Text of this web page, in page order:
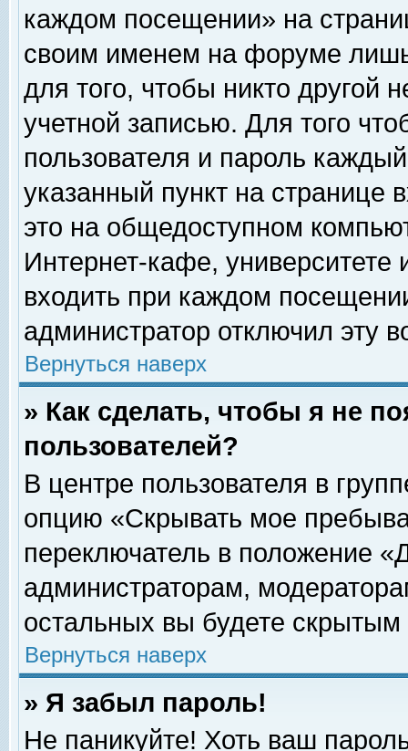
каждом посещении» на
своим именем на форуме
для того, чтобы никто другой
учетной записью. Для того
пользователя и пароль
указанный пункт на
это на общедоступном
Интернет-кафе, университете
входить при каждом
администратор отключил эту
Вернуться наверх
» Как сделать, чтобы я не
пользователей?
В центре пользователя в
опцию «Скрывать мое
переключатель в положение
администраторам,
остальных вы будете скрытым
Вернуться наверх
» Я забыл пароль!
Не паникуйте! Хоть ваш